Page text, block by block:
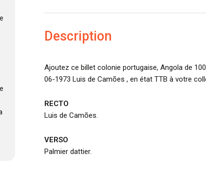
Description
Ajoutez ce billet colonie portugaise, Angola de
06-1973 Luis de Camões , en état TTB à votre
RECTO
Luis de Camões.
VERSO
Palmier dattier.